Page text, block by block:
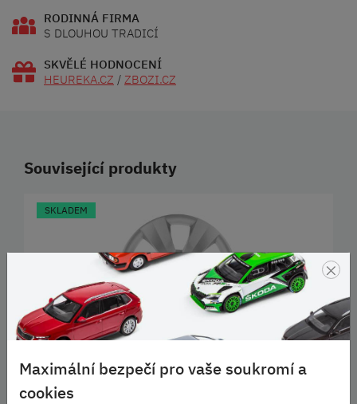
RODINNÁ FIRMA
S DLOUHOU TRADICÍ
SKVĚLÉ HODNOCENÍ
HEUREKA.CZ / ZBOZI.CZ
Související produkty
SKLADEM
15" OZDOBNÉ KRYTY KOL DENTRO
×
Maximální bezpečí pro vaše soukromí a
cookies